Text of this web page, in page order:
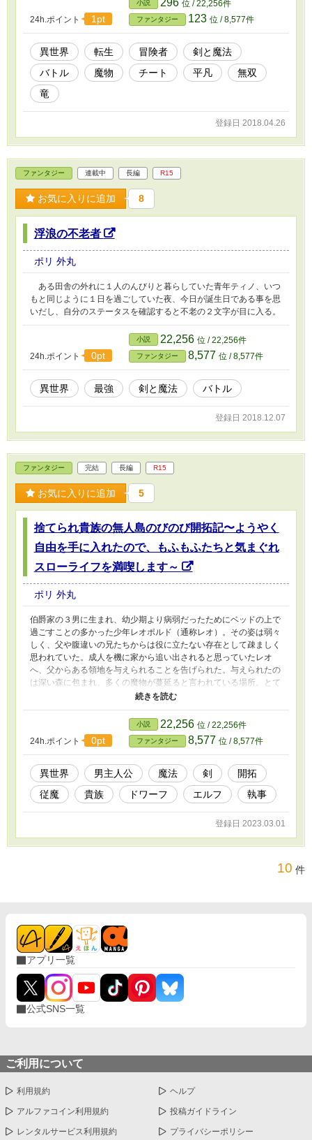
24h.ポイント 1pt
小説 296 位 / 22,256件
ファンタジー 123 位 / 8,577件
異世界 転生 冒険者
剣と魔法
バトル
魔物 チート 平凡
無双
竜
登録日 2018.04.26
ファンタジー 連載中 長編 R15
お気に入りに追加 8
浮浪の不老者
ポリ 外丸
ある田舎の外れに１人のんびりと暮らしていた青年ティノ、いつ
もと同じように１日を過ごしていた夜、今日が誕生日である事を思
いだし、自分のステータスを確認すると不老の２文字が目に入る。
24h.ポイント 0pt
小説 22,256 位 / 22,256件
ファンタジー 8,577 位 / 8,577件
異世界 最強 剣と魔法 バトル
登録日 2018.12.07
ファンタジー 完結 長編 R15
お気に入りに追加 5
捨てられ貴族の無人島のびのび開拓記〜ようやく
自由を手に入れたので、もふもふたちと気まぐれ
スローライフを満喫します～
ポリ 外丸
伯爵家の３男に生まれ、幼少期より病弱だったためにベッドの上で
過ごすことの多かった少年レオポルド（通称レオ）。その姿は弱々
しく、父や腹違いの兄たちからは役に立たない存在として疎ましく
思われていた。成人を機に家から追い出されると思っていたレオ
へ、父からある領地を与えられることを告げられた。与えられたの
は深い森に包まれ、多くの魔物が蔓延ると言われている場所。とて
も人の住めないような地を与えられ、レオは仕方なくその地へと足
を運んだ。噂通りの危険な地でレオは１人生活を始めるのだった。
※小説家になろう、ノベマにも投稿しています。 ※書籍化に伴
い、タイトルを【元病弱少年の領地開拓】から変更しました。
24h.ポイント
0pt
小説 22,256 位 / 22,256件
ファンタジー 8,577 位 / 8,577件
異世界 男主人公 魔法 剣
開拓
従魔
貴族 ドワーフ エルフ 執事
登録日 2023.03.01
10 件
アプリ一覧
公式SNS一覧
ご利用について
利用規約 ヘルプ
アルファコイン利用規約 投稿ガイドライン
レンタルサービス利用規約 プライバシーポリシー